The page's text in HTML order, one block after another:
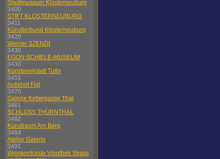
Stadtmuseum Klosterneuburg
3400
STIFT KLOSTERNEUBURG
3411
Künstlerbund Klosterneuburg
3420
Werner SZENDI
3430
EGON SCHIELE-MUSEUM
3430
Kunstwerkstatt Tulln
3451
Antikhof Figl
3470
Galerie Kellergasse Thal
3481
SCHLOSS THÜRNTHAL
3482
Kunstraum Am Berg
3484
Atelier Galerie
3491
Weinkontraste Vinothek Strass